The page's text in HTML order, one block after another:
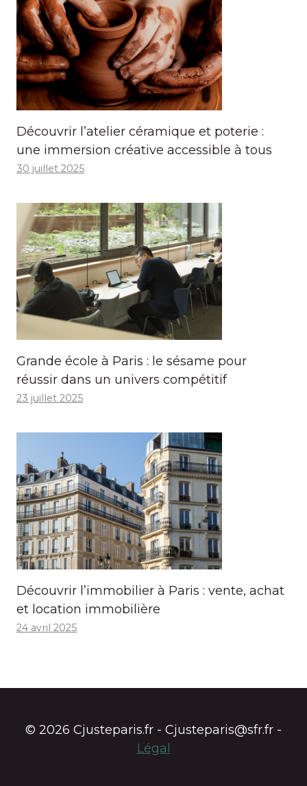
Découvrir l’atelier céramique et poterie :
une immersion créative accessible à tous
30 juillet 2025
Grande école à Paris : le sésame pour
réussir dans un univers compétitif
23 juillet 2025
Découvrir l’immobilier à Paris : vente, achat
et location immobilière
24 avril 2025
© 2026 Cjusteparis.fr - Cjusteparis@sfr.fr -
Légal